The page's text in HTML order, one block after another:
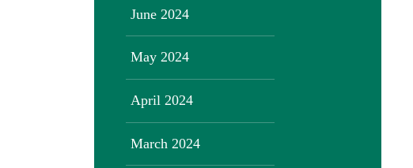
June 2024
May 2024
April 2024
March 2024